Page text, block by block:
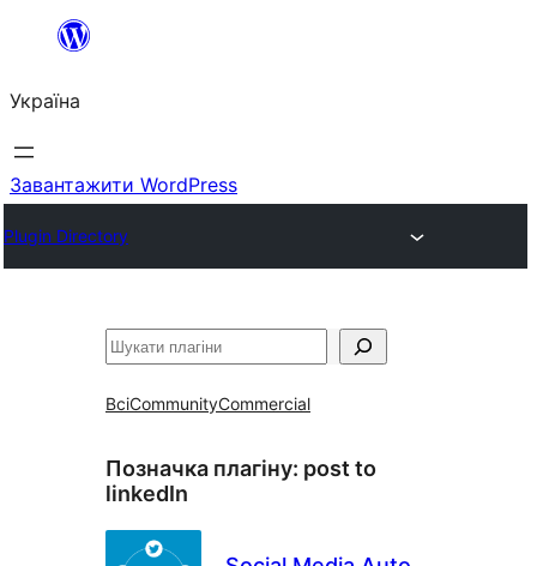
Перейти
вмісту
Україна
Завантажити WordPress
Plugin Directory
Пошук
ВсіCommunityCommercial
Позначка плагіну: post to
linkedIn